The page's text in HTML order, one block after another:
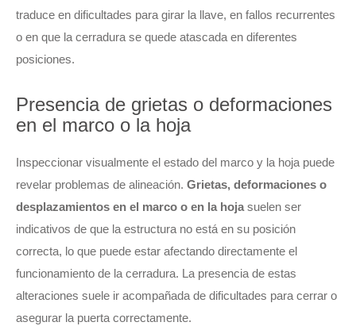
traduce en dificultades para girar la llave, en fallos recurrentes
o en que la cerradura se quede atascada en diferentes
posiciones.
Presencia de grietas o deformaciones
en el marco o la hoja
Inspeccionar visualmente el estado del marco y la hoja puede
revelar problemas de alineación. Grietas, deformaciones o
desplazamientos en el marco o en la hoja suelen ser
indicativos de que la estructura no está en su posición
correcta, lo que puede estar afectando directamente el
funcionamiento de la cerradura. La presencia de estas
alteraciones suele ir acompañada de dificultades para cerrar o
asegurar la puerta correctamente.